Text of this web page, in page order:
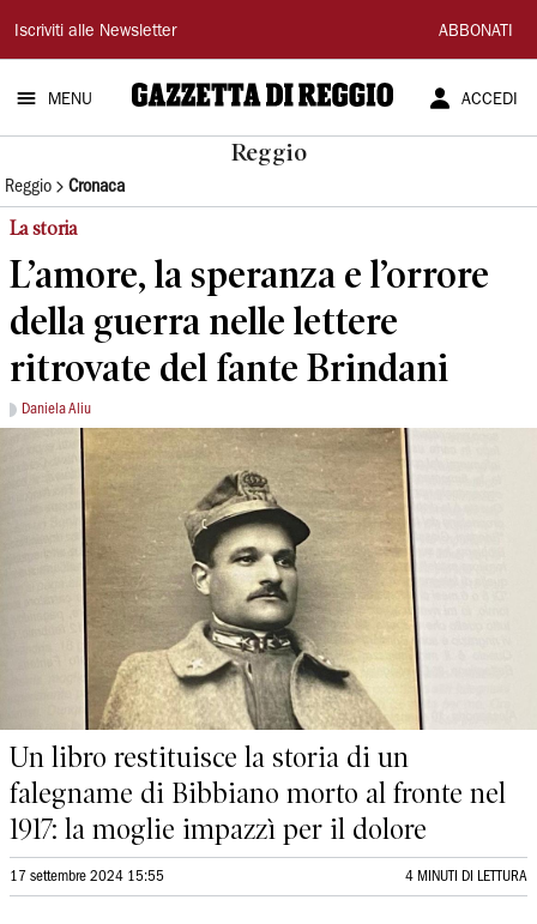
Gazzetta
di
Reggio
Iscriviti alle Newsletter ABBONATI
MENU ACCEDI
Reggio
Reggio Cronaca
La storia
L’amore, la speranza e l’orrore
della guerra nelle lettere
ritrovate del fante Brindani
Daniela Aliu
Un libro restituisce la storia di un
falegname di Bibbiano morto al fronte nel
1917: la moglie impazzì per il dolore
17 settembre 2024 15:55 4 MINUTI DI LETTURA